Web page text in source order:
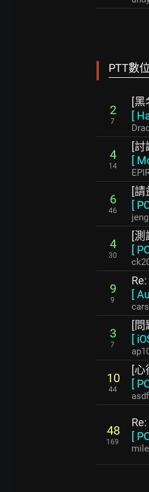
PTT數
2
7
[
[
4
14
[討
[
6
46
[
[
4
30
[
[
9
9
[
3
7
[問
[
10
44
[
[
48
169
[